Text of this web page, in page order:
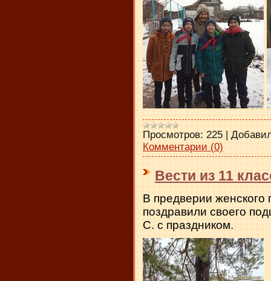
Просмотров: 225 |
Комментарии (0)
Вести из 11
В предверии женского
поздравили своего
С. с праздником.